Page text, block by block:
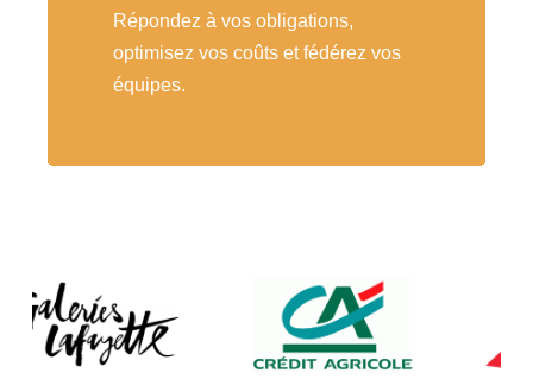
Répondez à vos obligations,
optimisez vos coûts et fédérez vos
équipes.